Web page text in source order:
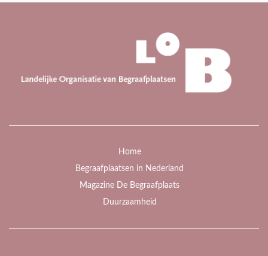
Home
Begraafplaatsen in Nederland
Magazine De Begraafplaats
Duurzaamheid